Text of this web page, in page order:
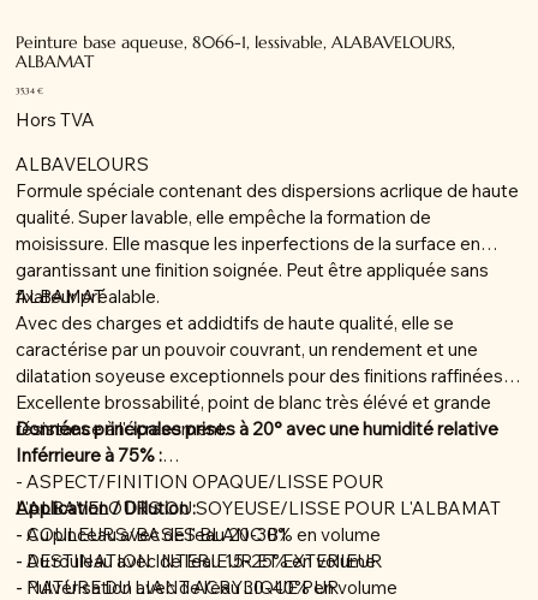
Peinture base aqueuse, 8066-1, lessivable, ALABAVELOURS,
ALBAMAT
Prix
35,34 €
Hors TVA
ALBAVELOURS
Formule spéciale contenant des dispersions acrlique de haute
qualité. Super lavable, elle empêche la formation de
moisissure. Elle masque les inperfections de la surface en
garantissant une finition soignée. Peut être appliquée sans
fixateur préalable.
ALBAMAT
Avec des charges et addidtifs de haute qualité, elle se
caractérise par un pouvoir couvrant, un rendement et une
dilatation soyeuse exceptionnels pour des finitions raffinées.
Excellente brossabilité, point de blanc très élévé et grande
résistance à l'écrasement.
Données principales prises à 20° avec une humidité relative
Inférrieure à 75% :
- ASPECT/FINITION OPAQUE/LISSE POUR
L'ALBAVELOURS OU SOYEUSE/LISSE POUR L'ALBAMAT
- COULEURS/BASES BLANC B1
- DESTINATION INTERIEUR ET EXTERIEUR
- NATURE DU LIANT ACRYLIQUE PUR
Application / Dillution :
- Au pinceau avec de l'eau 20-30% en volume
- Au rouleau avec de l'eau 15-25% en volume
- Pulvérisation avec de l'eau 30-40% en volume